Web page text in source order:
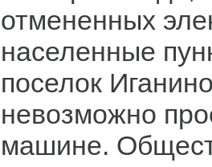
отмененных
населенные
поселок
невозможно
машине.